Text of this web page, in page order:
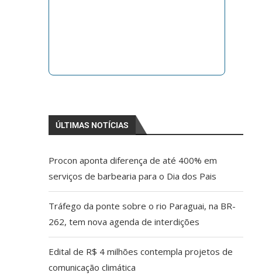
ÚLTIMAS NOTÍCIAS
Procon aponta diferença de até 400% em
serviços de barbearia para o Dia dos Pais
Tráfego da ponte sobre o rio Paraguai, na BR-
262, tem nova agenda de interdições
Edital de R$ 4 milhões contempla projetos de
comunicação climática